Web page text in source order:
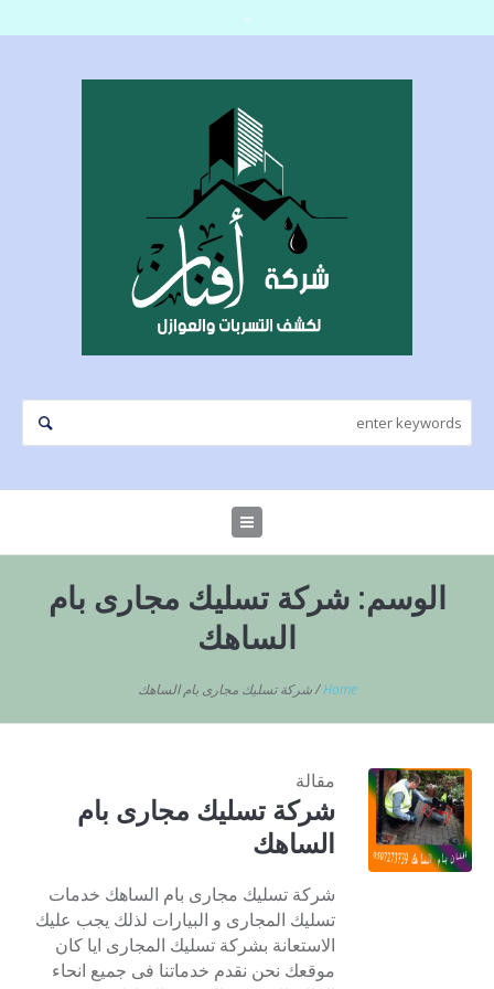
الوسم:شركة تسليك مجارى بام
الساهك
Home
/شركة تسليك مجارى بام الساهك
مقالة
شركة تسليك مجارى بام
الساهك
شركة تسليك مجارى بام الساهك خدمات
تسليك المجارى و البيارات لذلك يجب عليك
الاستعانة بشركة تسليك المجارى ايا كان
موقعك نحن نقدم خدماتنا فى جميع انحاء